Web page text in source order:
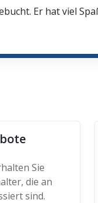
Er hat viel
Sie
die an
sind.